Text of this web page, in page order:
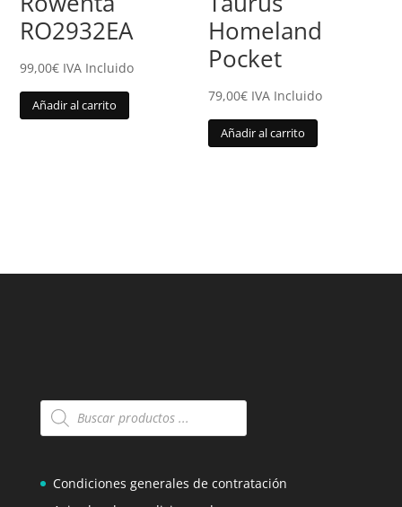
RO2932EA
99,00€ IVA Incluido
Añadir al carrito
Homeland
Pocket
79,00€ IVA Incluido
Añadir al carrito
Búsqueda
de
Condiciones generales de contratación